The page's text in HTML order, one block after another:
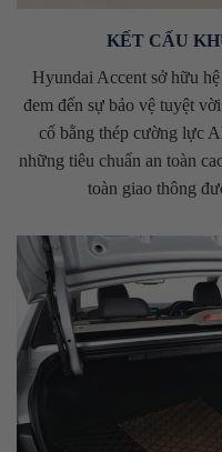
KẾT CẤU
Hyundai Accent sở hữu
đem đến sự bảo vệ tuyệt
cố bằng thép cường lực
những tiêu chuẩn an toàn
toàn giao thông